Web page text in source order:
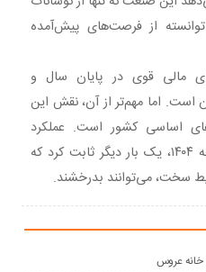
از فرصت‌های پیش‌آمده
مالی قوی در پایان سال و
است. اما مهم‌تر از آن، نقش این
اساسی کشور است. عملکرد
شرکت‌های قند و شکر در ۱۰ ماهه ۱۴۰۴، یک بار دیگر ثابت کرد که
سخت، می‌توانند بدرخشند.
خانه عروس